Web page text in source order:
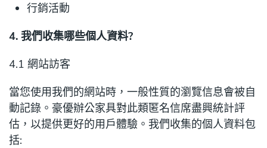
行銷活動
4. 我們收集哪些個人資料?
4.1 網站訪客
當您使用我們的網站時，一般性質的瀏覽信息會被自
動記錄。豪優辦公家具對此類匿名信席盡興統計評
估，以提供更好的用戶體驗。我們收集的個人資料包
括: